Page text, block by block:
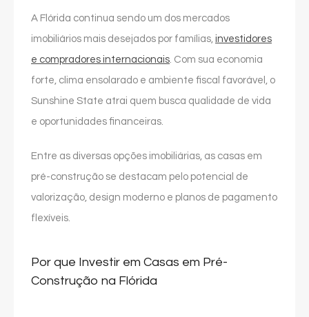
A Flórida continua sendo um dos mercados
imobiliários mais desejados por famílias, investidores
e compradores internacionais. Com sua economia
forte, clima ensolarado e ambiente fiscal favorável, o
Sunshine State atrai quem busca qualidade de vida
e oportunidades financeiras.
Entre as diversas opções imobiliárias, as casas em
pré-construção se destacam pelo potencial de
valorização, design moderno e planos de pagamento
flexíveis.
Por que Investir em Casas em Pré-
Construção na Flórida